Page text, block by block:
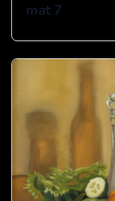
mat 7